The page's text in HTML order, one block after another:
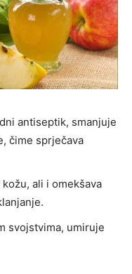
antiseptik, smanjuje
čime sprječava
ali i omekšava
svojstvima, umiruje